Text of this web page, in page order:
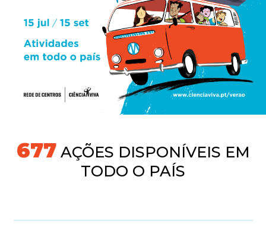
718AÇÕES DISPONÍVEIS EM
TODO O PAÍS